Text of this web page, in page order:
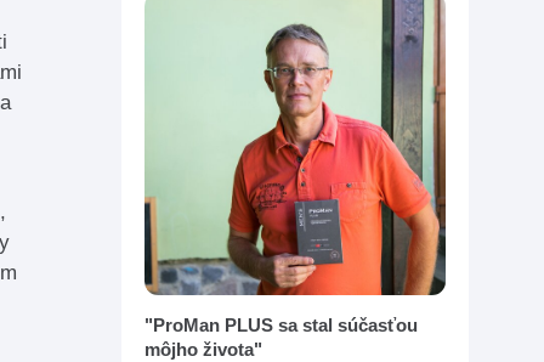
"ProMan PLUS sa stal súčasťou
môjho života"